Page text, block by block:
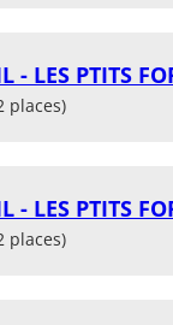
- LES PTITS
places)
- LES PTITS
places)